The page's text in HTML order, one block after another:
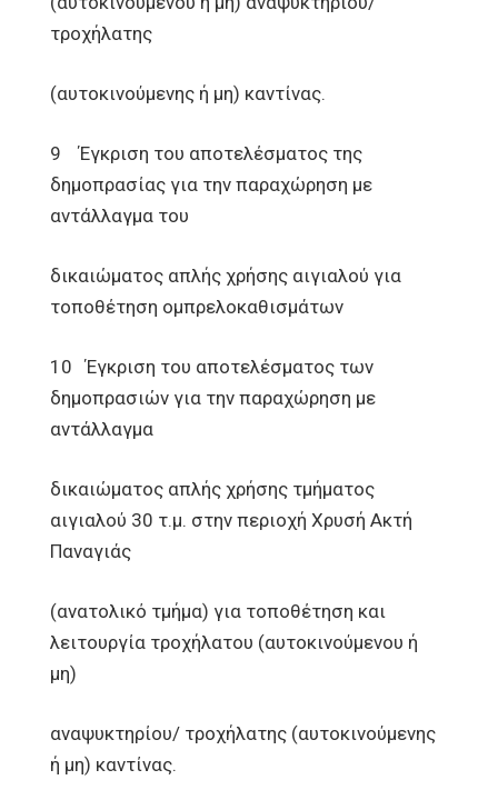
τροχήλατης
(αυτοκινούμενης ή μη) καντίνας.
9 Έγκριση του αποτελέσματος της
δημοπρασίας για την παραχώρηση με
αντάλλαγμα του
δικαιώματος απλής χρήσης αιγιαλού για
τοποθέτηση ομπρελοκαθισμάτων
10 Έγκριση του αποτελέσματος των
δημοπρασιών για την παραχώρηση με
αντάλλαγμα
δικαιώματος απλής χρήσης τμήματος
αιγιαλού 30 τ.μ. στην περιοχή Χρυσή Ακτή
Παναγιάς
(ανατολικό τμήμα) για τοποθέτηση και
λειτουργία τροχήλατου (αυτοκινούμενου ή
μη)
αναψυκτηρίου/ τροχήλατης (αυτοκινούμενης
ή μη) καντίνας.